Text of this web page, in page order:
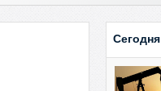
Сегодня